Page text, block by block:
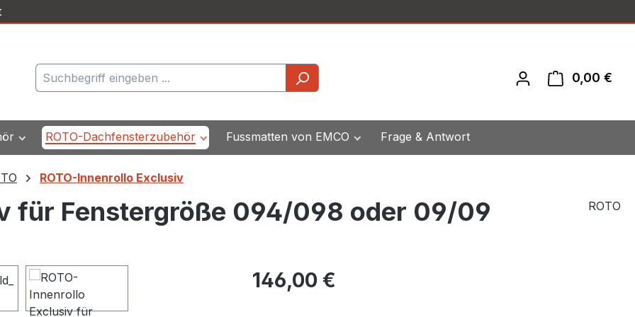
0,00 €
ROTO-Dachfensterzubehör Fussmatten von EMCO Frage & Antwort
ROTO-Innenrollo Exclusiv
für Fenstergröße 094/098 oder 09/09 ROTO
Regulärer Preis:
146,00 €